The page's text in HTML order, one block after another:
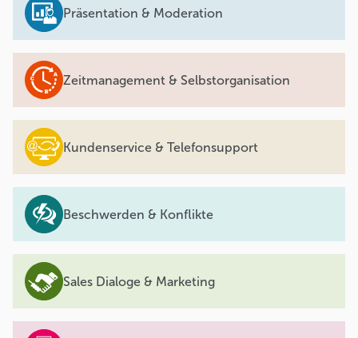
Präsentation & Moderation
Zeitmanagement & Selbstorganisation
Kundenservice & Telefonsupport
Beschwerden & Konflikte
Sales Dialoge & Marketing